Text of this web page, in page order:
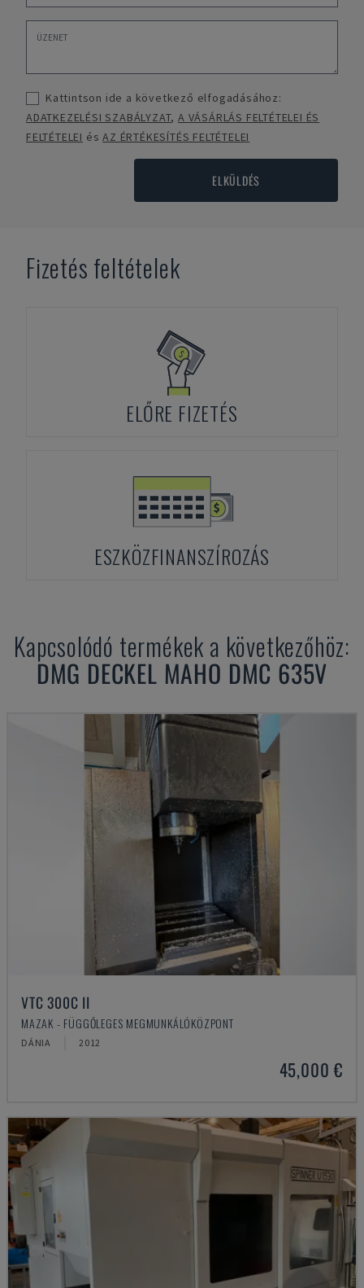
Kattintson ide a következő elfogadásához:
ADATKEZELÉSI SZABÁLYZAT,A VÁSÁRLÁS FELTÉTELEI ÉS
FELTÉTELEI ésAZ ÉRTÉKESÍTÉS FELTÉTELEI
ELKÜLDÉS
Fizetés feltételek
ELŐRE FIZETÉS
ESZKÖZFINANSZÍROZÁS
Kapcsolódó termékek a következőhöz:
DMG DECKEL MAHO DMC 635V
VTC 300C II
MAZAK - FÜGGŐLEGES MEGMUNKÁLÓKÖZPONT
DÁNIA 2012
45,000 €